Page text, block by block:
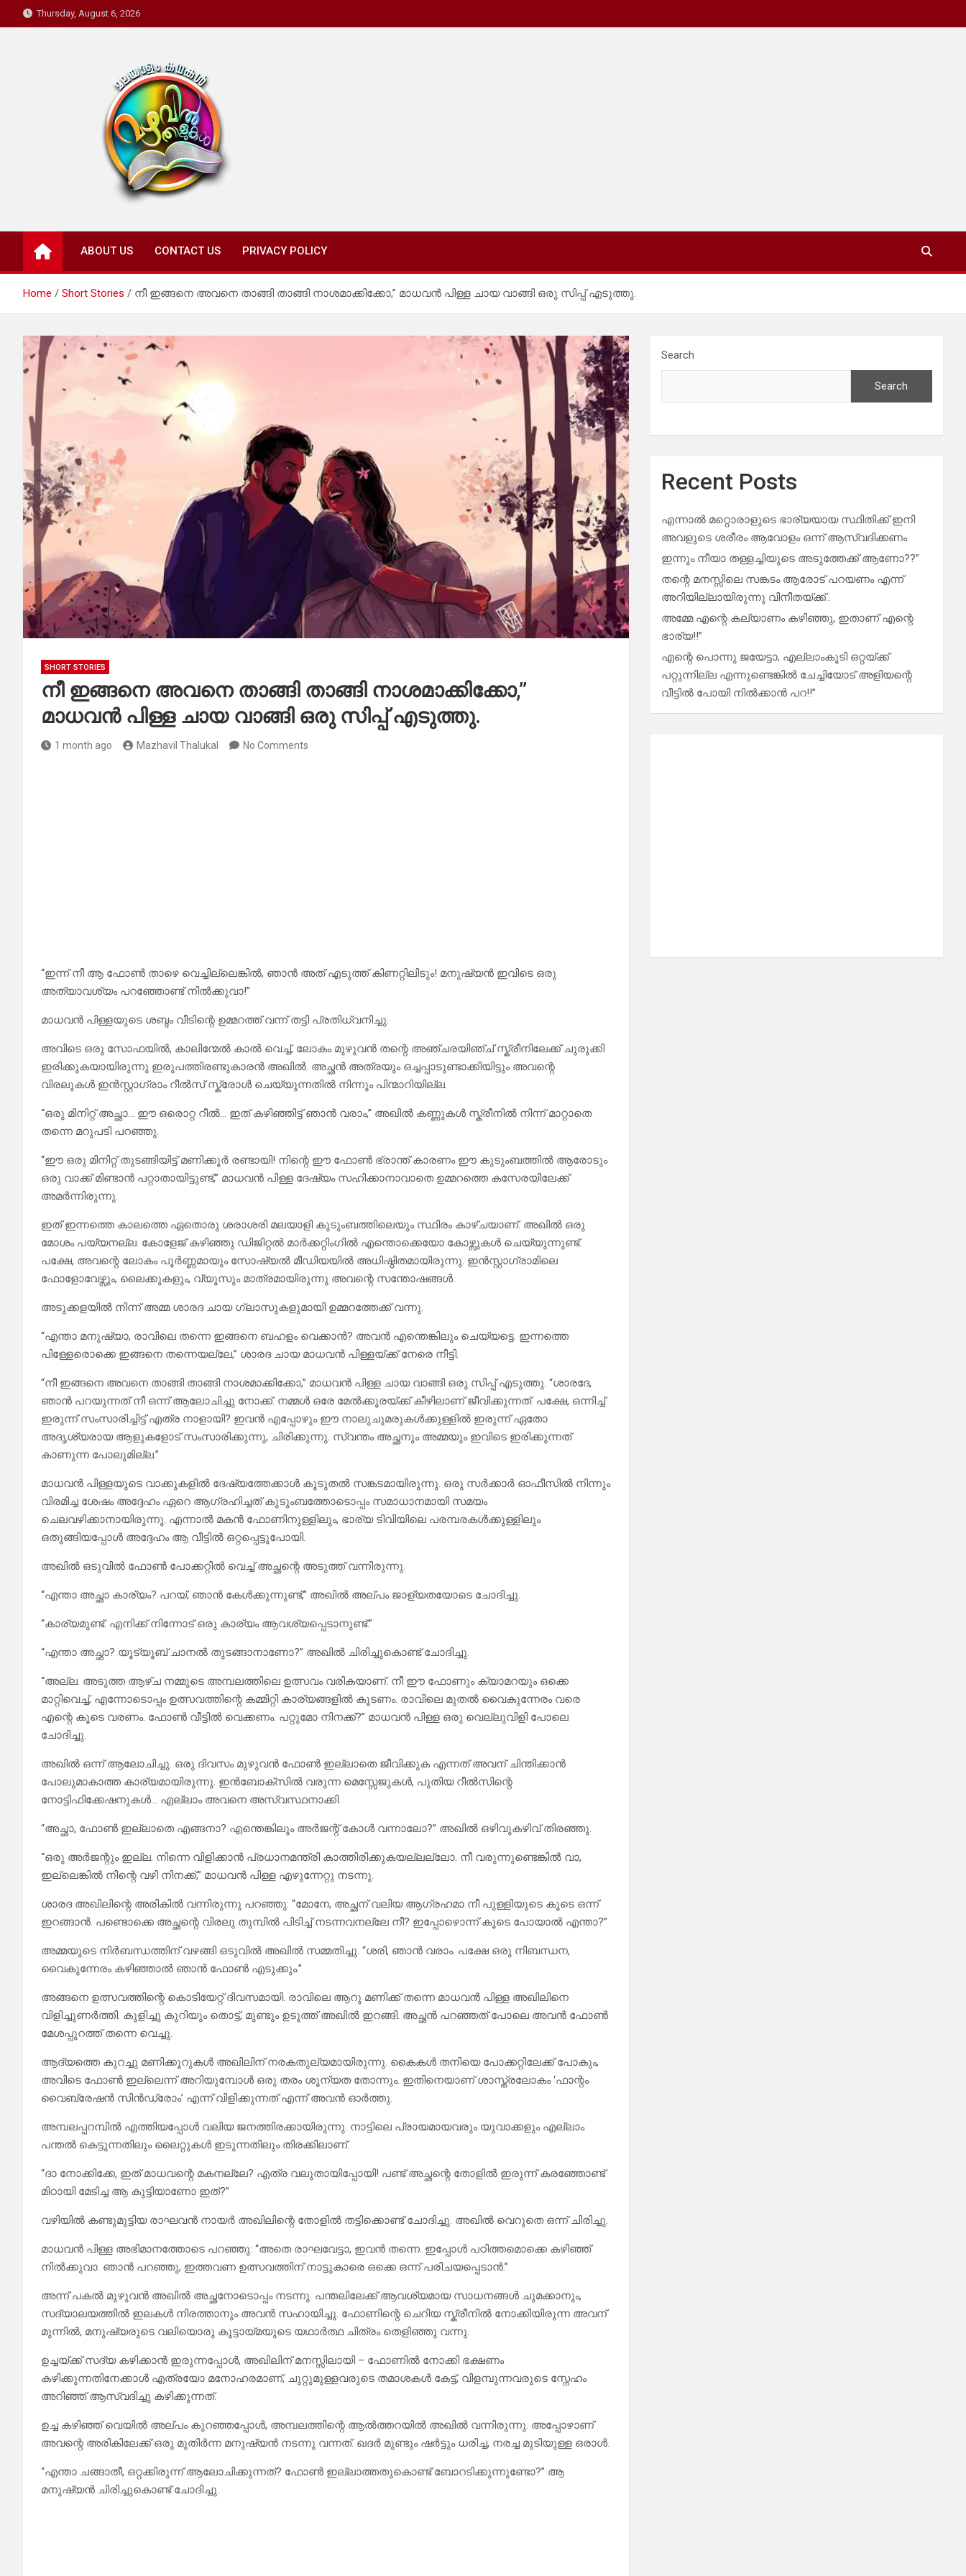
to
Thursday, August 6, 2026
Mazhavil Thalukal
ABOUT US CONTACT US PRIVACY POLICY
Home Short Stories നീ ഇങ്ങനെ അവനെ താങ്ങി താങ്ങി നാശമാക്കിക്കോ,” മാധവൻ പിള്ള ചായ വാങ്ങി ഒരു സിപ്പ് എടുത്തു.
SHORT STORIES
നീ ഇങ്ങനെ അവനെ താങ്ങി താങ്ങി നാശമാക്കിക്കോ,”
മാധവൻ പിള്ള ചായ വാങ്ങി ഒരു സിപ്പ് എടുത്തു.
1 month ago Mazhavil Thalukal No Comments
“ഇന്ന് നീ ആ ഫോൺ താഴെ വെച്ചില്ലെങ്കിൽ, ഞാൻ അത് എടുത്ത് കിണറ്റിലിടും! മനുഷ്യൻ ഇവിടെ ഒരു
അത്യാവശ്യം പറഞ്ഞോണ്ട് നിൽക്കുവാ!”
മാധവൻ പിള്ളയുടെ ശബ്ദം വീടിന്റെ ഉമ്മറത്ത് വന്ന് തട്ടി പ്രതിധ്വനിച്ചു.
അവിടെ ഒരു സോഫയിൽ, കാലിന്മേൽ കാൽ വെച്ച്, ലോകം മുഴുവൻ തന്റെ അഞ്ചരയിഞ്ച് സ്ക്രീനിലേക്ക് ചുരുക്കി
ഇരിക്കുകയായിരുന്നു ഇരുപത്തിരണ്ടുകാരൻ അഖിൽ. അച്ഛൻ അത്രയും ഒച്ചപ്പാടുണ്ടാക്കിയിട്ടും അവന്റെ
വിരലുകൾ ഇൻസ്റ്റാഗ്രാം റീൽസ് സ്ക്രോൾ ചെയ്യുന്നതിൽ നിന്നും പിന്മാറിയില്ല.
“ഒരു മിനിറ്റ് അച്ഛാ… ഈ ഒരൊറ്റ റീൽ… ഇത് കഴിഞ്ഞിട്ട് ഞാൻ വരാം,” അഖിൽ കണ്ണുകൾ സ്ക്രീനിൽ നിന്ന് മാറ്റാതെ
തന്നെ മറുപടി പറഞ്ഞു.
“ഈ ഒരു മിനിറ്റ് തുടങ്ങിയിട്ട് മണിക്കൂർ രണ്ടായി! നിന്റെ ഈ ഫോൺ ഭ്രാന്ത് കാരണം ഈ കുടുംബത്തിൽ ആരോടും
ഒരു വാക്ക് മിണ്ടാൻ പറ്റാതായിട്ടുണ്ട്,” മാധവൻ പിള്ള ദേഷ്യം സഹിക്കാനാവാതെ ഉമ്മറത്തെ കസേരയിലേക്ക്
അമർന്നിരുന്നു.
ഇത് ഇന്നത്തെ കാലത്തെ ഏതൊരു ശരാശരി മലയാളി കുടുംബത്തിലെയും സ്ഥിരം കാഴ്ചയാണ്. അഖിൽ ഒരു
മോശം പയ്യനല്ല. കോളേജ് കഴിഞ്ഞു ഡിജിറ്റൽ മാർക്കറ്റിംഗിൽ എന്തൊക്കെയോ കോഴ്സുകൾ ചെയ്യുന്നുണ്ട്.
പക്ഷേ, അവന്റെ ലോകം പൂർണ്ണമായും സോഷ്യൽ മീഡിയയിൽ അധിഷ്ഠിതമായിരുന്നു. ഇൻസ്റ്റാഗ്രാമിലെ
ഫോളോവേഴ്സും, ലൈക്കുകളും, വ്യൂസും മാത്രമായിരുന്നു അവന്റെ സന്തോഷങ്ങൾ.
അടുക്കളയിൽ നിന്ന് അമ്മ ശാരദ ചായ ഗ്ലാസുകളുമായി ഉമ്മറത്തേക്ക് വന്നു.
“എന്താ മനുഷ്യാ, രാവിലെ തന്നെ ഇങ്ങനെ ബഹളം വെക്കാൻ? അവൻ എന്തെങ്കിലും ചെയ്യട്ടെ. ഇന്നത്തെ
പിള്ളേരൊക്കെ ഇങ്ങനെ തന്നെയല്ലേ,” ശാരദ ചായ മാധവൻ പിള്ളയ്ക്ക് നേരെ നീട്ടി.
“നീ ഇങ്ങനെ അവനെ താങ്ങി താങ്ങി നാശമാക്കിക്കോ,” മാധവൻ പിള്ള ചായ വാങ്ങി ഒരു സിപ്പ് എടുത്തു. “ശാരദേ,
ഞാൻ പറയുന്നത് നീ ഒന്ന് ആലോചിച്ചു നോക്ക്. നമ്മൾ ഒരേ മേൽക്കൂരയ്ക്ക് കീഴിലാണ് ജീവിക്കുന്നത്. പക്ഷേ, ഒന്നിച്ച്
ഇരുന്ന് സംസാരിച്ചിട്ട് എത്ര നാളായി? ഇവൻ എപ്പോഴും ഈ നാലുചുമരുകൾക്കുള്ളിൽ ഇരുന്ന് ഏതോ
അദൃശ്യരായ ആളുകളോട് സംസാരിക്കുന്നു, ചിരിക്കുന്നു. സ്വന്തം അച്ഛനും അമ്മയും ഇവിടെ ഇരിക്കുന്നത്
കാണുന്ന പോലുമില്ല.”
മാധവൻ പിള്ളയുടെ വാക്കുകളിൽ ദേഷ്യത്തേക്കാൾ കൂടുതൽ സങ്കടമായിരുന്നു. ഒരു സർക്കാർ ഓഫീസിൽ നിന്നും
വിരമിച്ച ശേഷം അദ്ദേഹം ഏറെ ആഗ്രഹിച്ചത് കുടുംബത്തോടൊപ്പം സമാധാനമായി സമയം
ചെലവഴിക്കാനായിരുന്നു. എന്നാൽ മകൻ ഫോണിനുള്ളിലും, ഭാര്യ ടിവിയിലെ പരമ്പരകൾക്കുള്ളിലും
ഒതുങ്ങിയപ്പോൾ അദ്ദേഹം ആ വീട്ടിൽ ഒറ്റപ്പെട്ടുപോയി.
അഖിൽ ഒടുവിൽ ഫോൺ പോക്കറ്റിൽ വെച്ച് അച്ഛന്റെ അടുത്ത് വന്നിരുന്നു.
“എന്താ അച്ഛാ കാര്യം? പറയ്, ഞാൻ കേൾക്കുന്നുണ്ട്,” അഖിൽ അല്പം ജാള്യതയോടെ ചോദിച്ചു.
“കാര്യമുണ്ട്. എനിക്ക് നിന്നോട് ഒരു കാര്യം ആവശ്യപ്പെടാനുണ്ട്.”
“എന്താ അച്ഛാ? യൂട്യൂബ് ചാനൽ തുടങ്ങാനാണോ?” അഖിൽ ചിരിച്ചുകൊണ്ട് ചോദിച്ചു.
“അല്ല. അടുത്ത ആഴ്ച നമ്മുടെ അമ്പലത്തിലെ ഉത്സവം വരികയാണ്. നീ ഈ ഫോണും ക്യാമറയും ഒക്കെ
മാറ്റിവെച്ച്, എന്നോടൊപ്പം ഉത്സവത്തിന്റെ കമ്മിറ്റി കാര്യങ്ങളിൽ കൂടണം. രാവിലെ മുതൽ വൈകുന്നേരം വരെ
എന്റെ കൂടെ വരണം. ഫോൺ വീട്ടിൽ വെക്കണം. പറ്റുമോ നിനക്ക്?” മാധവൻ പിള്ള ഒരു വെല്ലുവിളി പോലെ
ചോദിച്ചു.
അഖിൽ ഒന്ന് ആലോചിച്ചു. ഒരു ദിവസം മുഴുവൻ ഫോൺ ഇല്ലാതെ ജീവിക്കുക എന്നത് അവന് ചിന്തിക്കാൻ
പോലുമാകാത്ത കാര്യമായിരുന്നു. ഇൻബോക്സിൽ വരുന്ന മെസ്സേജുകൾ, പുതിയ റീൽസിന്റെ
നോട്ടിഫിക്കേഷനുകൾ… എല്ലാം അവനെ അസ്വസ്ഥനാക്കി.
“അച്ഛാ, ഫോൺ ഇല്ലാതെ എങ്ങനാ? എന്തെങ്കിലും അർജന്റ് കോൾ വന്നാലോ?” അഖിൽ ഒഴിവുകഴിവ് തിരഞ്ഞു.
“ഒരു അർജന്റും ഇല്ല. നിന്നെ വിളിക്കാൻ പ്രധാനമന്ത്രി കാത്തിരിക്കുകയല്ലല്ലോ. നീ വരുന്നുണ്ടെങ്കിൽ വാ,
ഇല്ലെങ്കിൽ നിന്റെ വഴി നിനക്ക്,” മാധവൻ പിള്ള എഴുന്നേറ്റു നടന്നു.
ശാരദ അഖിലിന്റെ അരികിൽ വന്നിരുന്നു പറഞ്ഞു: “മോനേ, അച്ഛന് വലിയ ആഗ്രഹമാ നീ പുള്ളിയുടെ കൂടെ ഒന്ന്
ഇറങ്ങാൻ. പണ്ടൊക്കെ അച്ഛന്റെ വിരലു തുമ്പിൽ പിടിച്ച് നടന്നവനല്ലേ നീ? ഇപ്പോഴൊന്ന് കൂടെ പോയാൽ എന്താ?”
അമ്മയുടെ നിർബന്ധത്തിന് വഴങ്ങി ഒടുവിൽ അഖിൽ സമ്മതിച്ചു. “ശരി, ഞാൻ വരാം. പക്ഷേ ഒരു നിബന്ധന,
വൈകുന്നേരം കഴിഞ്ഞാൽ ഞാൻ ഫോൺ എടുക്കും.”
അങ്ങനെ ഉത്സവത്തിന്റെ കൊടിയേറ്റ് ദിവസമായി. രാവിലെ ആറു മണിക്ക് തന്നെ മാധവൻ പിള്ള അഖിലിനെ
വിളിച്ചുണർത്തി. കുളിച്ചു കുറിയും തൊട്ട്, മുണ്ടും ഉടുത്ത് അഖിൽ ഇറങ്ങി. അച്ഛൻ പറഞ്ഞത് പോലെ അവൻ ഫോൺ
മേശപ്പുറത്ത് തന്നെ വെച്ചു.
ആദ്യത്തെ കുറച്ചു മണിക്കൂറുകൾ അഖിലിന് നരകതുല്യമായിരുന്നു. കൈകൾ തനിയെ പോക്കറ്റിലേക്ക് പോകും,
അവിടെ ഫോൺ ഇല്ലെന്ന് അറിയുമ്പോൾ ഒരു തരം ശൂന്യത തോന്നും. ഇതിനെയാണ് ശാസ്ത്രലോകം ‘ഫാന്റം
വൈബ്രേഷൻ സിൻഡ്രോം’ എന്ന് വിളിക്കുന്നത് എന്ന് അവൻ ഓർത്തു.
അമ്പലപ്പറമ്പിൽ എത്തിയപ്പോൾ വലിയ ജനത്തിരക്കായിരുന്നു. നാട്ടിലെ പ്രായമായവരും യുവാക്കളും എല്ലാം
പന്തൽ കെട്ടുന്നതിലും ലൈറ്റുകൾ ഇടുന്നതിലും തിരക്കിലാണ്.
“ദാ നോക്കിക്കേ, ഇത് മാധവന്റെ മകനല്ലേ? എത്ര വലുതായിപ്പോയി! പണ്ട് അച്ഛന്റെ തോളിൽ ഇരുന്ന് കരഞ്ഞോണ്ട്
മിഠായി മേടിച്ച ആ കുട്ടിയാണോ ഇത്?”
വഴിയിൽ കണ്ടുമുട്ടിയ രാഘവൻ നായർ അഖിലിന്റെ തോളിൽ തട്ടിക്കൊണ്ട് ചോദിച്ചു. അഖിൽ വെറുതെ ഒന്ന് ചിരിച്ചു.
മാധവൻ പിള്ള അഭിമാനത്തോടെ പറഞ്ഞു: “അതെ രാഘവേട്ടാ, ഇവൻ തന്നെ. ഇപ്പോൾ പഠിത്തമൊക്കെ കഴിഞ്ഞ്
നിൽക്കുവാ. ഞാൻ പറഞ്ഞു, ഇത്തവണ ഉത്സവത്തിന് നാട്ടുകാരെ ഒക്കെ ഒന്ന് പരിചയപ്പെടാൻ.”
അന്ന് പകൽ മുഴുവൻ അഖിൽ അച്ഛനോടൊപ്പം നടന്നു. പന്തലിലേക്ക് ആവശ്യമായ സാധനങ്ങൾ ചുമക്കാനും,
സദ്യാലയത്തിൽ ഇലകൾ നിരത്താനും അവൻ സഹായിച്ചു. ഫോണിന്റെ ചെറിയ സ്ക്രീനിൽ നോക്കിയിരുന്ന അവന്
മുന്നിൽ, മനുഷ്യരുടെ വലിയൊരു കൂട്ടായ്മയുടെ യഥാർത്ഥ ചിത്രം തെളിഞ്ഞു വന്നു.
ഉച്ചയ്ക്ക് സദ്യ കഴിക്കാൻ ഇരുന്നപ്പോൾ, അഖിലിന് മനസ്സിലായി – ഫോണിൽ നോക്കി ഭക്ഷണം
കഴിക്കുന്നതിനേക്കാൾ എത്രയോ മനോഹരമാണ്, ചുറ്റുമുള്ളവരുടെ തമാശകൾ കേട്ട്, വിളമ്പുന്നവരുടെ സ്നേഹം
അറിഞ്ഞ് ആസ്വദിച്ചു കഴിക്കുന്നത്.
ഉച്ച കഴിഞ്ഞ് വെയിൽ അല്പം കുറഞ്ഞപ്പോൾ, അമ്പലത്തിന്റെ ആൽത്തറയിൽ അഖിൽ വന്നിരുന്നു. അപ്പോഴാണ്
അവന്റെ അരികിലേക്ക് ഒരു മുതിർന്ന മനുഷ്യൻ നടന്നു വന്നത്. ഖദർ മുണ്ടും ഷർട്ടും ധരിച്ച, നരച്ച മുടിയുള്ള ഒരാൾ.
“എന്താ ചങ്ങാതീ, ഒറ്റക്കിരുന്ന് ആലോചിക്കുന്നത്? ഫോൺ ഇല്ലാത്തതുകൊണ്ട് ബോറടിക്കുന്നുണ്ടോ?” ആ
മനുഷ്യൻ ചിരിച്ചുകൊണ്ട് ചോദിച്ചു.
Search
Search
Recent Posts
എന്നാൽ മറ്റൊരാളുടെ ഭാര്യയായ സ്ഥിതിക്ക് ഇനി
അവളുടെ ശരീരം ആവോളം ഒന്ന് ആസ്വദിക്കണം
ഇന്നും നീയാ തള്ളച്ചിയുടെ അടുത്തേക്ക് ആണോ??”
തന്റെ മനസ്സിലെ സങ്കടം ആരോട് പറയണം എന്ന്
അറിയില്ലായിരുന്നു വിനീതയ്ക്ക്..
അമ്മേ എന്റെ കല്യാണം കഴിഞ്ഞു, ഇതാണ് എന്റെ
ഭാര്യ!!”
എന്റെ പൊന്നു ജയേട്ടാ, എല്ലാംകൂടി ഒറ്റയ്ക്ക്
പറ്റുന്നില്ല എന്നുണ്ടെങ്കിൽ ചേച്ചിയോട് അളിയന്റെ
വീട്ടിൽ പോയി നിൽക്കാൻ പറ!!”